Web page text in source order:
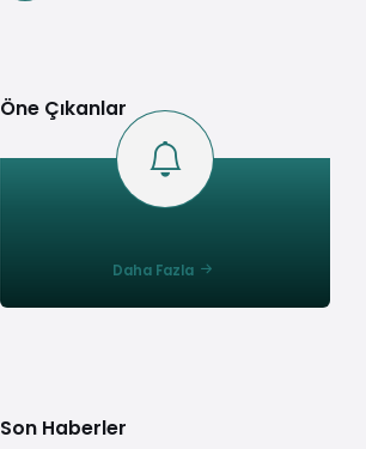
Öne Çıkanlar
Daha Fazla
Son Haberler